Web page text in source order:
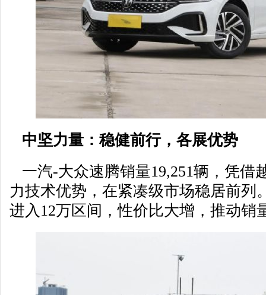
中坚力量：稳健前行，各展优势
一汽-大众速腾销量19,251辆，凭借
力技术优势，在紧凑级市场稳居前列
进入12万区间，性价比大增，推动销